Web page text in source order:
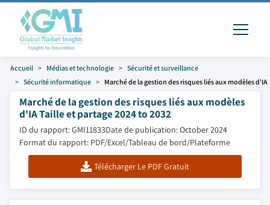
Accueil Médias et technologie
Sécurité et surveillance
Sécurité informatique
Marché de la gestion des risques liés aux modèles d'IA
Marché de la gestion des risques liés aux modèles
d'IA Taille et partage 2024 to 2032
ID du rapport: GMI11833Date de publication: October 2024
Format du rapport: PDF/Excel/Tableau de bord/Plateforme
Télécharger Le PDF Gratuit